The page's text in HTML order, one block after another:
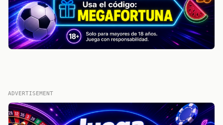
ADVERTISEMENT